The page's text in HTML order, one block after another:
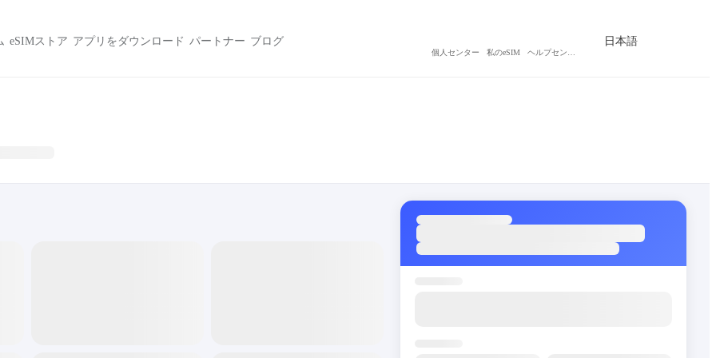
eSIMストア アプリをダウンロード パートナー ブログ
個人センター 私のeSIM
日本語